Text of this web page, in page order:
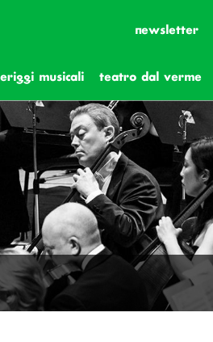
newsletter
musicali teatro dal verme